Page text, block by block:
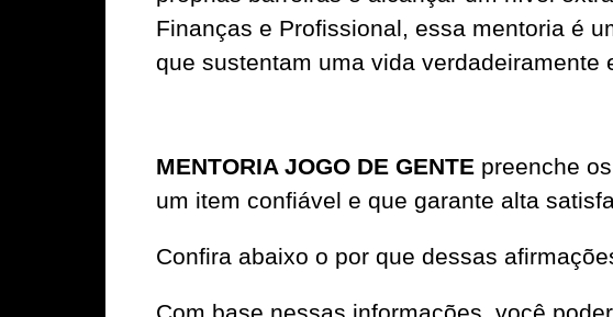
Finanças e Profissional, essa mentoria é
que sustentam uma vida verdadeiramente
MENTORIA JOGO DE GENTE preenche
um item confiável e que garante alta
Confira abaixo o por que dessas